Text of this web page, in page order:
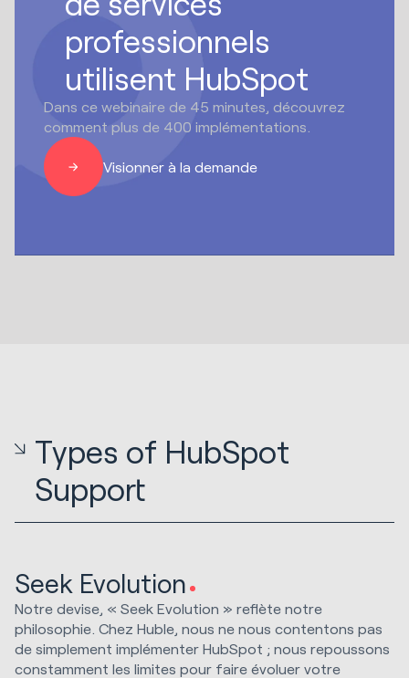
professionnels
utilisent HubSpot
Dans ce webinaire de 45 minutes, découvrez
comment plus de 400 implémentations.
Visionner à la demande
Types of HubSpot
Support
Seek Evolution
Notre devise, « Seek Evolution » reflète notre
philosophie. Chez Huble, nous ne nous contentons pas
de simplement implémenter HubSpot ; nous repoussons
constamment les limites pour faire évoluer votre